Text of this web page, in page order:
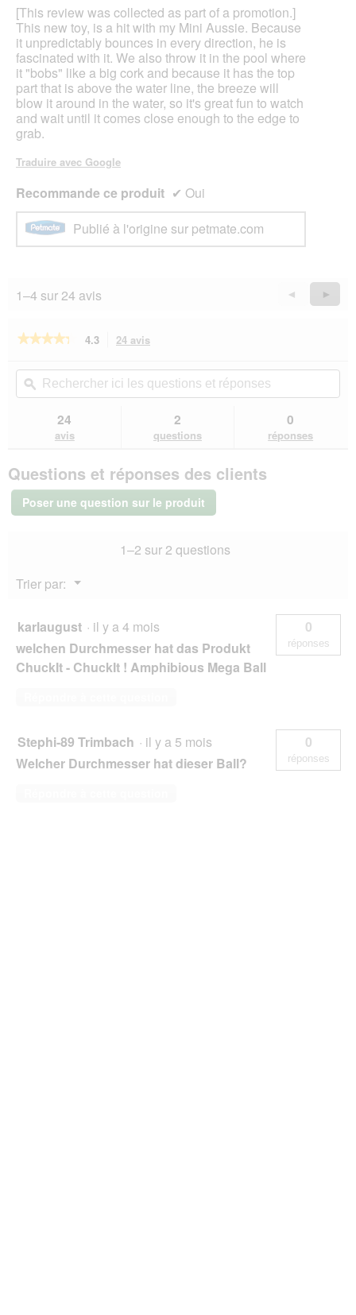
étoiles.
[This review was collected as part of a promotion.]
This new toy, is a hit with my Mini Aussie. Because
it unpredictably bounces in every direction, he is
fascinated with it. We also throw it in the pool where
it "bobs" like a big cork and because it has the top
part that is above the water line, the breeze will
blow it around in the water, so it's great fun to watch
and wait until it comes close enough to the edge to
grab.
Traduire avec Google
Recommande ce produit ✔ Oui
Publié à l'origine sur petmate.com
1–4 sur 24 avis
Précédent
Reviews
◄ ►
★★★★★
★★★★★
5
les
sur
Balle
Méga
!
4.3 24 avis
vous
redirigera
vers
avis.
Rechercher
ici
les
questions
réponses
ϙ
24
avis
2
questions
0
réponses
Questions et réponses des clients
Poser une question sur le produit
1–2 sur 2 questions
Trier par:
▼
Menu
karlaugust · il y a 4 mois
welchen Durchmesser hat das Produkt
ChuckIt - ChuckIt ! Amphibious Mega Ball
0
réponses
Stephi-89 Trimbach · il y a 5 mois
Welcher Durchmesser hat dieser Ball?
0
réponses